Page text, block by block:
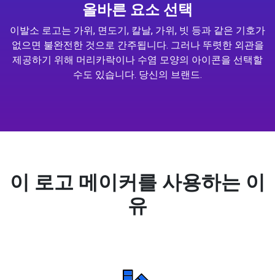
올바른 요소 선택
이발소 로고는 가위, 면도기, 칼날, 가위, 빗 등과 같은 기호가
없으면 불완전한 것으로 간주됩니다. 그러나 뚜렷한 외관을
제공하기 위해 머리카락이나 수염 모양의 아이콘을 선택할
수도 있습니다. 당신의 브랜드.
이 로고 메이커를 사용하는 이
유